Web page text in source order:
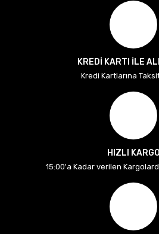
KREDİ KARTI İLE
Kredi Kartlarına
HIZLI KARGO
15:00'a Kadar verilen